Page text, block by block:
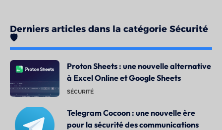
Derniers articles dans la catégorie Sécurité
🛡️
Proton Sheets : une nouvelle alternative
à Excel Online et Google Sheets
SÉCURITÉ
Telegram Cocoon : une nouvelle ère
pour la sécurité des communications